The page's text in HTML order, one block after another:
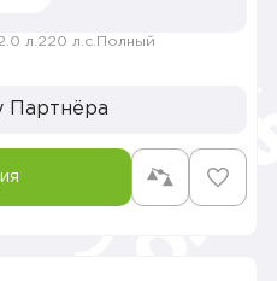
л. 220 л.с. Полный
Партнёра